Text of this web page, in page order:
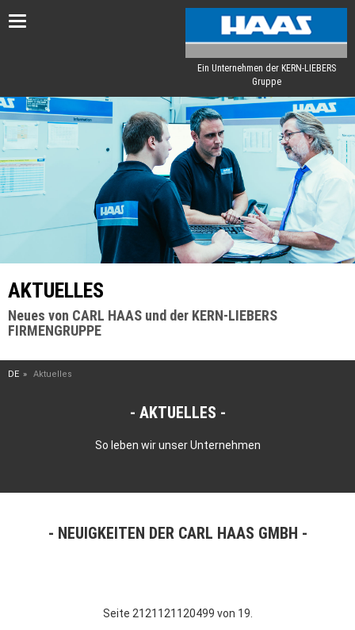
Toggle
Ein Unternehmen der KERN-LIEBERS
Gruppe
AKTUELLES
Neues von CARL HAAS und der KERN-LIEBERS
FIRMENGRUPPE
DE Aktuelles
AKTUELLES
So leben wir unser Unternehmen
NEUIGKEITEN DER CARL HAAS GMBH
Seite 2121121120499 von 19.